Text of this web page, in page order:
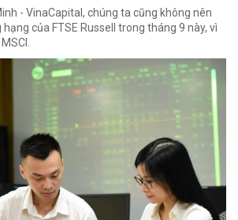
- VinaCapital, chúng ta cũng không nên
của FTSE Russell trong tháng 9 này, vì